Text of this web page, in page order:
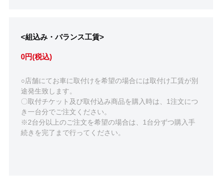
<組込み・バランス工賃>
0円(税込)
○店舗にてお車に取付けを希望の場合には取付け工賃が別
途発生致します。
〇取付チケット及び取付込み商品を購入時は、1注文につ
き一台分でご注文ください。
※2台分以上のご注文を希望の場合は、1台分ずつ購入手
続きを完了まで行ってください。